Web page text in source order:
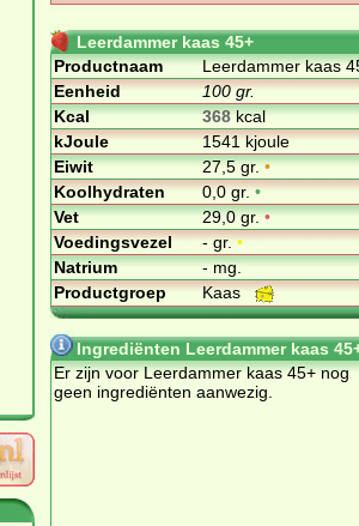
Leerdammer kaas 45+
Productnaam
Leerdammer kaas
Eenheid
100 gr.
Kcal
368kcal
kJoule
1541 kjoule
Eiwit
27,5 gr.•
Koolhydraten
0,0 gr.•
Vet
29,0 gr.•
Voedingsvezel
- gr.•
Natrium
- mg.
Productgroep
Kaas
Ingrediënten Leerdammer kaas
Er zijn voor Leerdammer kaas 45+ nog
geen ingrediënten aanwezig.